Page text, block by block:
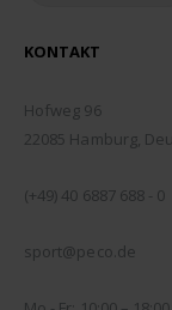
KONTAKT
Hofweg 96
22085 Hamburg,
(+49) 40 6887 688 - 0
sport@peco.de